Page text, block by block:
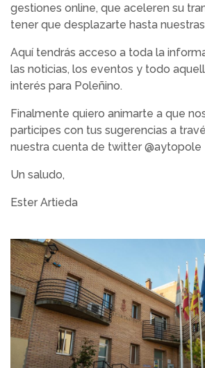
gestiones online, que aceleren su
tener que desplazarte hasta
Aquí tendrás acceso a toda la
las noticias, los eventos y todo
interés para Poleñino.
Finalmente quiero animarte a que
participes con tus sugerencias a
nuestra cuenta de twitter @aytopole
Un saludo,
Ester Artieda